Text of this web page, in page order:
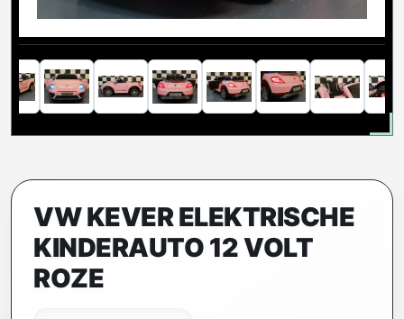
VW KEVER ELEKTRISCHE
KINDERAUTO 12 VOLT
ROZE